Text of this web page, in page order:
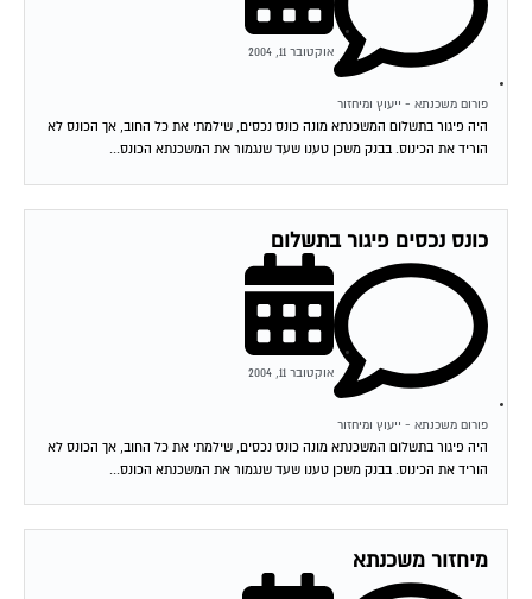
פורום משכנתא - ייעוץ ומיחזור
אוקטובר 11, 2004
היה פיגור בתשלום המשכנתא מונה כונס נכסים, שילמתי את כל החוב, אך הכונס לא
הוריד את הכינוס. בבנק משכן טענו שעד שנגמור את המשכנתא הכונס...
כונס נכסים פיגור בתשלום
פורום משכנתא - ייעוץ ומיחזור
אוקטובר 11, 2004
היה פיגור בתשלום המשכנתא מונה כונס נכסים, שילמתי את כל החוב, אך הכונס לא
הוריד את הכינוס. בבנק משכן טענו שעד שנגמור את המשכנתא הכונס...
מיחזור משכנתא